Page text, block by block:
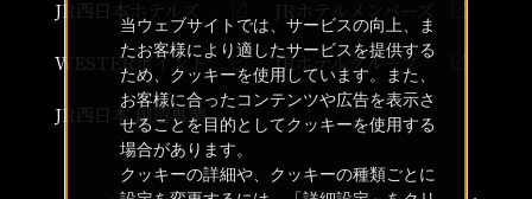
JR西日本ホテルズ
JRホテルメンバーズ
WESTERポイント
JRホテルグループ
JR西日本 創造事業
当ウェブサイトでは、サービスの向上、ま
たお客様により適したサービスを提供する
ため、クッキーを使用しています。また、
お客様に合ったコンテンツや広告を表示さ
せることを目的としてクッキーを使用する
場合があります。
クッキーの詳細や、クッキーの種類ごとに